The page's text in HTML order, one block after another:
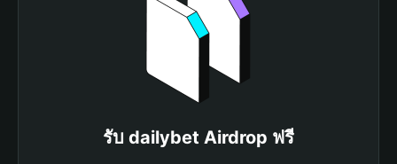
รับ dailybet Airdrop ฟรี